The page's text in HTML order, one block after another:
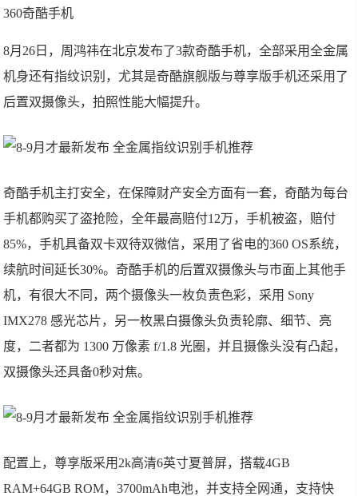
360奇酷手机
8月26日，周鸿祎在北京发布了3款奇酷手机，全部采用全金属
机身还有指纹识别，尤其是奇酷旗舰版与尊享版手机还采用了
后置双摄像头，拍照性能大幅提升。
奇酷手机主打安全，在保障财产安全方面有一套，奇酷为每台
手机都购买了盗抢险，全年最高赔付12万，手机被盗，赔付
85%，手机具备双卡双待双微信，采用了省电的360 OS系统，
续航时间延长30%。奇酷手机的后置双摄像头与市面上其他手
机，有很大不同，两个摄像头一枚负责色彩，采用 Sony
IMX278 感光芯片，另一枚黑白摄像头负责轮廓、细节、亮
度，二者都为 1300 万像素 f/1.8 光圈，并且摄像头没有凸起，
双摄像头还具备0秒对焦。
配置上，尊享版采用2k高清6英寸夏普屏，搭载4GB
RAM+64GB ROM，3700mAh电池，并支持全网通，支持快